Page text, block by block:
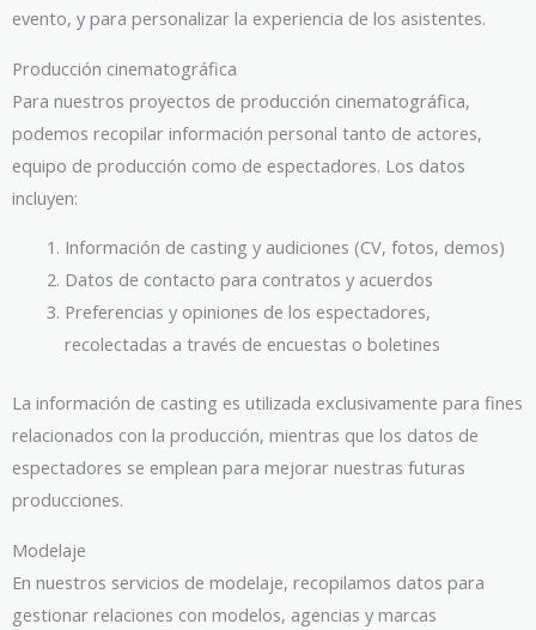
evento, y para personalizar la experiencia de los asistentes.
Producción cinematográfica
Para nuestros proyectos de producción cinematográfica,
podemos recopilar información personal tanto de actores,
equipo de producción como de espectadores. Los datos
incluyen:
Información de casting y audiciones (CV, fotos, demos)
Datos de contacto para contratos y acuerdos
Preferencias y opiniones de los espectadores,
recolectadas a través de encuestas o boletines
La información de casting es utilizada exclusivamente para fines
relacionados con la producción, mientras que los datos de
espectadores se emplean para mejorar nuestras futuras
producciones.
Modelaje
En nuestros servicios de modelaje, recopilamos datos para
gestionar relaciones con modelos, agencias y marcas